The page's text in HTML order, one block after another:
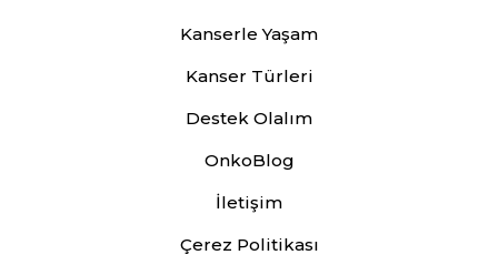
Kanserle Yaşam
Kanser Türleri
Destek Olalım
OnkoBlog
İletişim
Çerez Politikası